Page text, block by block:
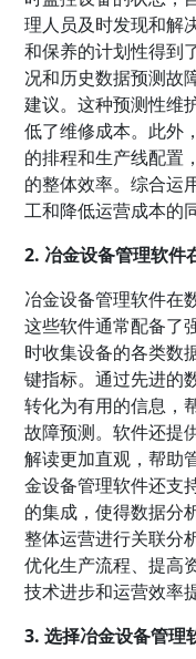
理人员及时发现和解
和保养的计划性得到
况和历史数据预测故
建议。这种预测性维
低了维修成本。此外
的排程和生产线配置
的整体效率。综合运
工和降低运营成本的
2. 冶金设备管理软件
冶金设备管理软件在
这些软件通常配备了
时收集设备的各类数
键指标。通过先进的
转化为有用的信息，
故障预测。软件还提
解读更加直观，帮助
金设备管理软件还支
的集成，使得数据分
整体运营进行关联分
优化生产流程、提高
技术进步和运营效率
3. 选择冶金设备管理